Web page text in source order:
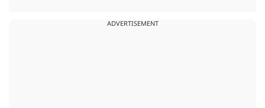
ADVERTISEMENT